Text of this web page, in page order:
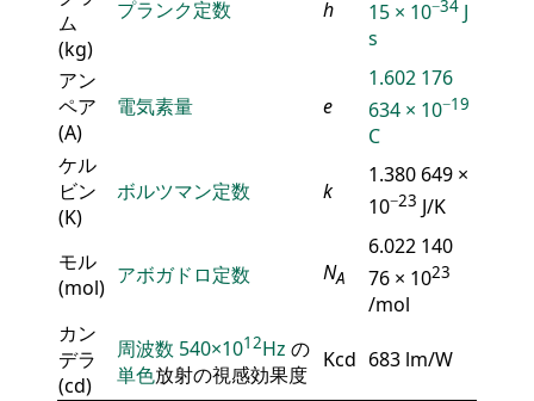
ム
(kg)
プランク定数 h
15 × 10−34 J
s
アン
ペア
(A)
電気素量 e
1.602 176
634 × 10−19
C
ケル
ビン
(K)
ボルツマン定数 k
1.380 649 ×
10−23 J/K
モル
(mol) アボガドロ定数 NA
6.022 140
76 × 1023
/mol
カン
デラ
(cd)
周波数 540×1012Hz の
単色放射の視感効果度
Kcd 683 lm/W